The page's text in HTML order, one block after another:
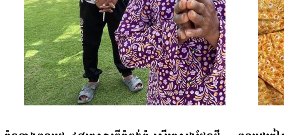
ភាពក្នុងតំបន់។ ទោះបីជាយ៉ាងណា អ្នកវិភាគនយោបាយ និងសង្គម លោកបណ្
បានបង្ហាញការសាទរចំពោះកិច្ចសហប្រតិបត្តិការ និងការរក្សាទំនាក់ទំនងរវាងជប៉ុ
ប៉ុន្តែលោកក៏ចង់ឃើញរដ្ឋាភិបាលកម្ពុជាពង្រឹងផ្នែកច្បាប់បន្ថែមទៀត ដើម្បីទាក់
ជប៉ុន។ លោកមានប្រសាសន៍ថា៖ «យើងទទួលស្គាល់ថាជំនួយជប៉ុនមកកម្ពុជាមា
ដូចជាផ្លូវជាតិលេខ៥ ជាដើម។ តែសម្រាប់ខ្ញុំ គឺមិនចង់ឃើញកម្ពុជាត្រឹមតែទទួល
ប៉ុន្តែខ្ញុំចង់ឃើញកម្ពុជាកសាងទំនុកចិត្តជាមួយជប៉ុន ដើម្បីបង្កើនពាណិជ្ជកម្ម»។ ល
«រឿងដែលពិបាកបំផុតគឺការអនុវត្តផ្នែកច្បាប់នៅក្នុងស្រុកយើង ដែលធ្វើឱ្យគេពិ
ពេលអ៊ីចឹងទៅ វាធ្វើឱ្យគេស្ទាក់ស្ទើរក្នុងការវិនិយោគ។ យើងដឹងហើយថាគេយក
ស្រុកយើង ប៉ុន្តែប្រសិនបើច្បាប់នៅស្រុកយើងវាធីងធោងមិនច្បាស់លាស់ គេក៏មិ